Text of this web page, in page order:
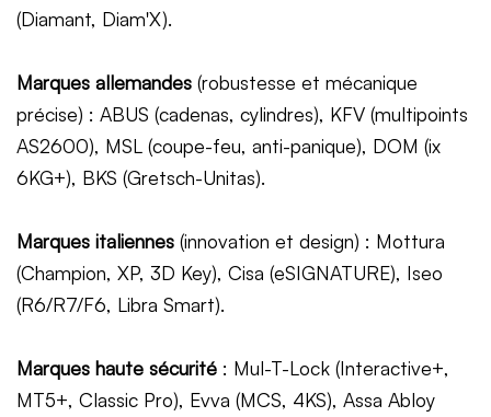
(Diamant, Diam'X).
Marques allemandes (robustesse et mécanique
précise) : ABUS (cadenas, cylindres), KFV (multipoints
AS2600), MSL (coupe-feu, anti-panique), DOM (ix
6KG+), BKS (Gretsch-Unitas).
Marques italiennes (innovation et design) : Mottura
(Champion, XP, 3D Key), Cisa (eSIGNATURE), Iseo
(R6/R7/F6, Libra Smart).
Marques haute sécurité : Mul-T-Lock (Interactive+,
MT5+, Classic Pro), Evva (MCS, 4KS), Assa Abloy